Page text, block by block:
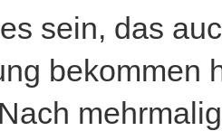
sein, das
bekommen